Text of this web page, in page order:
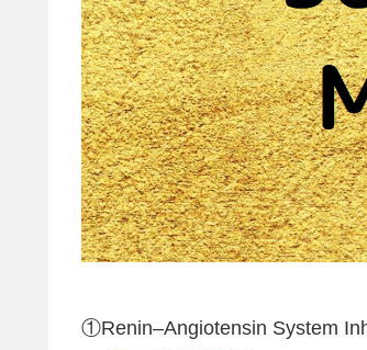
①Renin–Angiotensin System